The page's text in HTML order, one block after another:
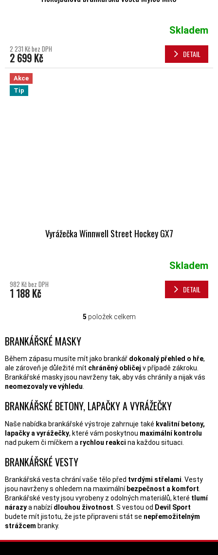
Skladem
2 231 Kč bez DPH
2 699 Kč DETAIL
Akce
Tip
Vyrážečka Winnwell Street Hockey GX7
Skladem
982 Kč bez DPH
1 188 Kč DETAIL
OVLÁDACÍ PRVKY VÝPISU
5 položek celkem
BRANKÁŘSKÉ MASKY
Během zápasu musíte mít jako brankář dokonalý přehled o hře,
ale zároveň je důležité mít chráněný obličej v případě zákroku.
Brankářské masky jsou navrženy tak, aby vás chránily a nijak vás
neomezovaly ve výhledu.
BRANKÁŘSKÉ BETONY, LAPAČKY A VYRÁŽEČKY
Naše nabídka brankářské výstroje zahrnuje také kvalitní betony,
lapačky a vyrážečky, které vám poskytnou maximální kontrolu
nad pukem či míčkem a rychlou reakci na každou situaci.
BRANKÁŘSKÉ VESTY
Brankářská vesta chrání vaše tělo před tvrdými střelami. Vesty
jsou navrženy s ohledem na maximální bezpečnost a komfort.
Brankářské vesty jsou vyrobeny z odolných materiálů, které tlumí
nárazya nabízídlouhou životnost. S vestou od Devil Sport
budete mít jistotu, že jste připraveni stát se nepřemožitelným
strážcem branky.
ZÁPATÍ